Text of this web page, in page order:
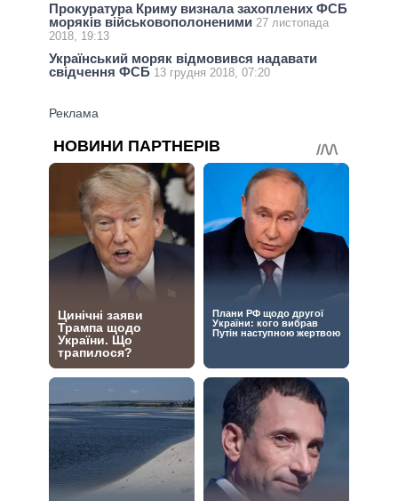
Прокуратура Криму визнала захоплених ФСБ
моряків військовополоненими 27 листопада
2018, 19:13
Український моряк відмовився надавати
свідчення ФСБ 13 грудня 2018, 07:20